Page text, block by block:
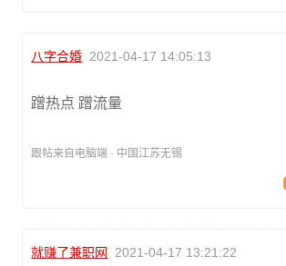
八字合婚 2021-04-17 14:05:13
蹭热点 蹭流量
跟帖来自电脑端 · 中国江苏无锡
就赚了兼职网 2021-04-17 13:21:22